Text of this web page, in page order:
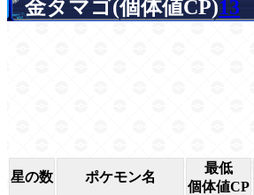
金タマゴ(個体値CP)13
星の数 ポケモン名
最低
個体値CP